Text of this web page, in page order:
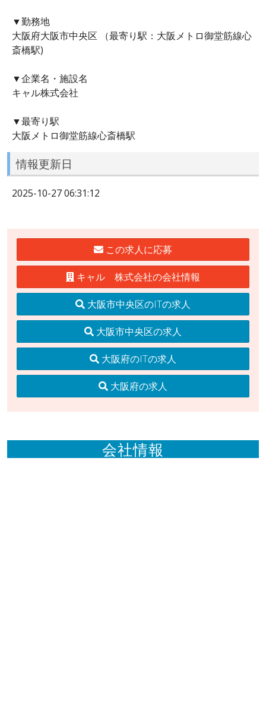
▼勤務地
大阪府大阪市中央区 （最寄り駅：大阪メトロ御堂筋線心
斎橋駅)
▼企業名・施設名
キャル株式会社
▼最寄り駅
大阪メトロ御堂筋線心斎橋駅
情報更新日
2025-10-27 06:31:12
この求人に応募
キャル 株式会社の会社情報
大阪市中央区のITの求人
大阪市中央区の求人
大阪府のITの求人
大阪府の求人
会社情報